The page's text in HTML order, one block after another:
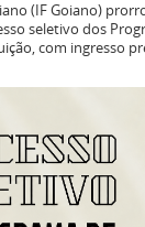
(IF Goiano)
seletivo dos
com ingresso